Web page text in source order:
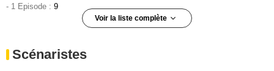
- 1 Episode : 9
Voir la liste complète
- 1 Episode :10
Scénaristes